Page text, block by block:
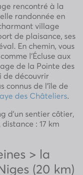
rencontré à la
randonnée en
village
de plaisance, ses
En chemin, vous
l’Écluse aux
de la Pointe des
de découvrir
connus de l’île de
des Châteliers.
d’un sentier côtier,
: 17 km
> la
(20 km)